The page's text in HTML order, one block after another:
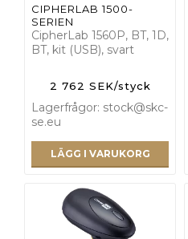
CIPHERLAB 1500-
SERIEN
CipherLab 1560P, BT, 1D,
BT, kit (USB), svart
2 762 SEK/styck
Lagerfrågor: stock@skc-
se.eu
LÄGG I VARUKORG